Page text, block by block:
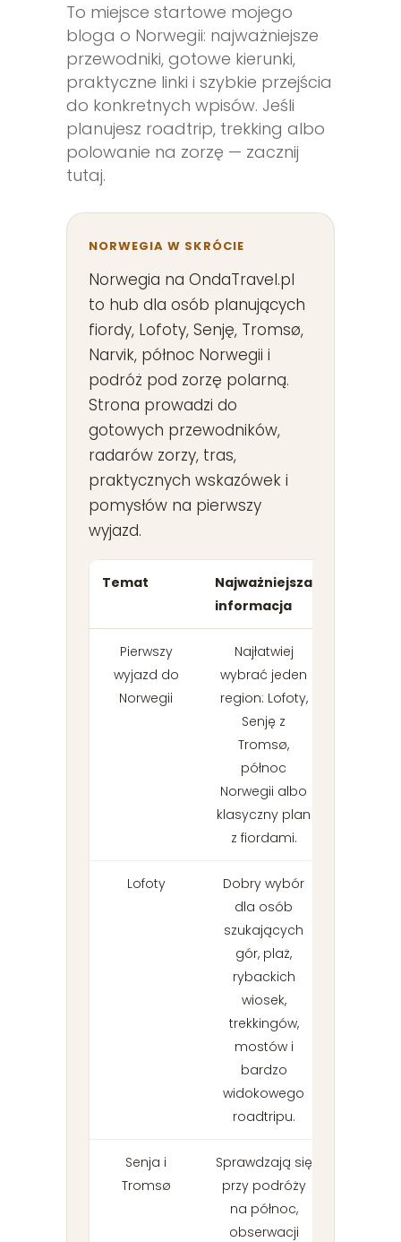
To miejsce startowe mojego
bloga o Norwegii: najważniejsze
przewodniki, gotowe kierunki,
praktyczne linki i szybkie przejścia
do konkretnych wpisów. Jeśli
planujesz roadtrip, trekking albo
polowanie na zorzę — zacznij
tutaj.
NORWEGIA W SKRÓCIE
Norwegia na OndaTravel.pl
to hub dla osób planujących
fiordy, Lofoty, Senję, Tromsø,
Narvik, północ Norwegii i
podróż pod zorzę polarną.
Strona prowadzi do
gotowych przewodników,
radarów zorzy, tras,
praktycznych wskazówek i
pomysłów na pierwszy
wyjazd.
Temat
Najważniejsza
informacja
Pierwszy
wyjazd do
Norwegii
Najłatwiej
wybrać jeden
region: Lofoty,
Senję z
Tromsø,
północ
Norwegii albo
klasyczny plan
z fiordami.
Lofoty
Dobry wybór
dla osób
szukających
gór, plaż,
rybackich
wiosek,
trekkingów,
mostów i
bardzo
widokowego
roadtripu.
Senja i
Tromsø
Sprawdzają się
przy podróży
na północ,
obserwacji